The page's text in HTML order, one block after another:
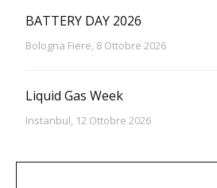
BATTERY DAY 2026
Bologna Fiere, 8 Ottobre 2026
Liquid Gas Week
Instanbul, 12 Ottobre 2026